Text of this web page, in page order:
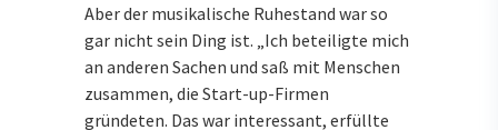
Aber der musikalische Ruhestand war so
gar nicht sein Ding ist. „Ich beteiligte mich
an anderen Sachen und saß mit Menschen
zusammen, die Start-up-Firmen
gründeten. Das war interessant, erfüllte